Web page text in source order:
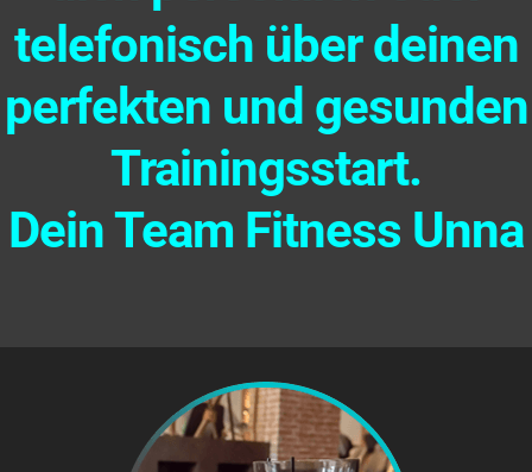
telefonisch über deinen
perfekten und gesunden
Trainingsstart.
Dein Team Fitness Unna